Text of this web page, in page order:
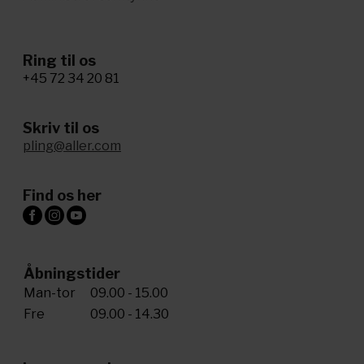
Ring til os
+45 72 34 20 81
Skriv til os
pling@aller.com
Find os her
Åbningstider
Man-tor
09.00 - 15.00
Fre
09.00 - 14.30